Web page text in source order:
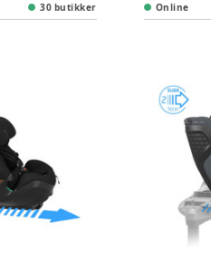
30 butikker Online